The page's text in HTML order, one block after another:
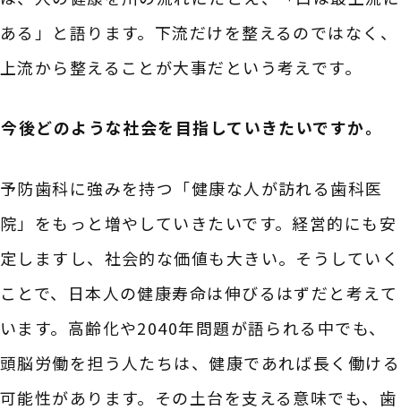
ある」と語ります。下流だけを整えるのではなく、
上流から整えることが大事だという考えです。
――今後どのような社会を目指していきたいですか。
予防歯科に強みを持つ「健康な人が訪れる歯科医
院」をもっと増やしていきたいです。経営的にも安
定しますし、社会的な価値も大きい。そうしていく
ことで、日本人の健康寿命は伸びるはずだと考えて
います。高齢化や2040年問題が語られる中でも、
頭脳労働を担う人たちは、健康であれば長く働ける
可能性があります。その土台を支える意味でも、歯